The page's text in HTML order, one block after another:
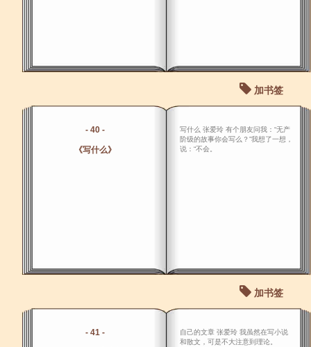
加书签
- 40 -
《写什么》
写什么 张爱玲 有个朋友问我：“无产
阶级的故事你会写么？”我想了一想，
说：“不会。
加书签
- 41 -
自己的文章 张爱玲 我虽然在写小说
和散文，可是不大注意到理论。